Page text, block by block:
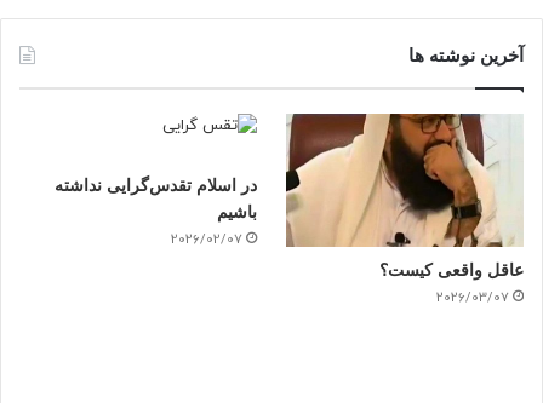
آخرین نوشته ها
عاقل واقعی کیست؟
2026/03/07
در اسلام تقدس‌گرایی نداشته
باشیم
2026/02/07